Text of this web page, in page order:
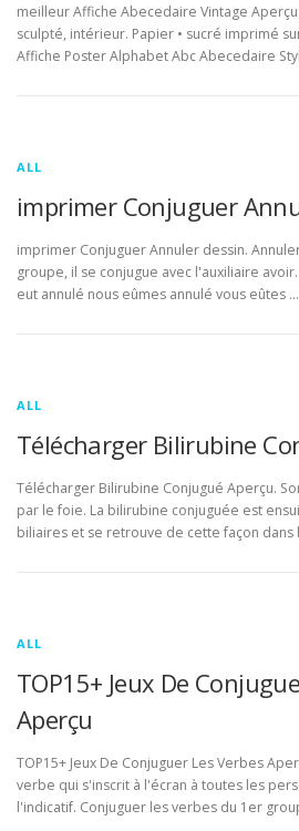
meilleur Affiche Abecedaire Vintage
sculpté, intérieur. Papier • sucré imprimé
Affiche Poster Alphabet Abc Abecedaire
ALL
imprimer Conjuguer
imprimer Conjuguer Annuler dessin.
groupe, il se conjugue avec l'auxiliaire
eut annulé nous eûmes annulé vous eûtes …
ALL
Télécharger Bilirubine
Télécharger Bilirubine Conjugué Aperçu.
par le foie. La bilirubine conjuguée est
biliaires et se retrouve de cette façon dans
ALL
TOP15+ Jeux De
Aperçu
TOP15+ Jeux De Conjuguer Les Verbes
verbe qui s'inscrit à l'écran à toutes les
l'indicatif. Conjuguer les verbes du 1er